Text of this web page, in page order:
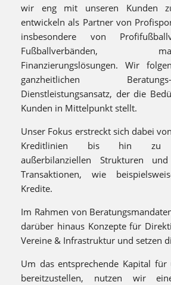
wir eng mit unseren Kunden
entwickeln als Partner von
insbesondere von
Fußballverbänden,
Finanzierungslösungen. Wir
ganzheitlichen
Dienstleistungsansatz, der die
Kunden in Mittelpunkt stellt.
Unser Fokus erstreckt sich dabei
Kreditlinien bis hin zu
außerbilanziellen Strukturen
Transaktionen, wie
Kredite.
Im Rahmen von
darüber hinaus Konzepte für
Vereine & Infrastruktur und setzen
Um das entsprechende Kapital für
bereitzustellen, nutzen wir